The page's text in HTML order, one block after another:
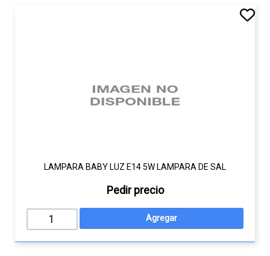
LAMPARA BABY LUZ E14 5W LAMPARA DE SAL
Pedir precio